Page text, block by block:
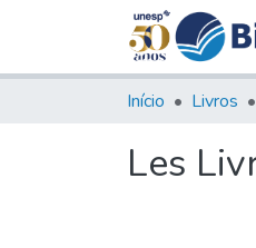
Início Livros
Les